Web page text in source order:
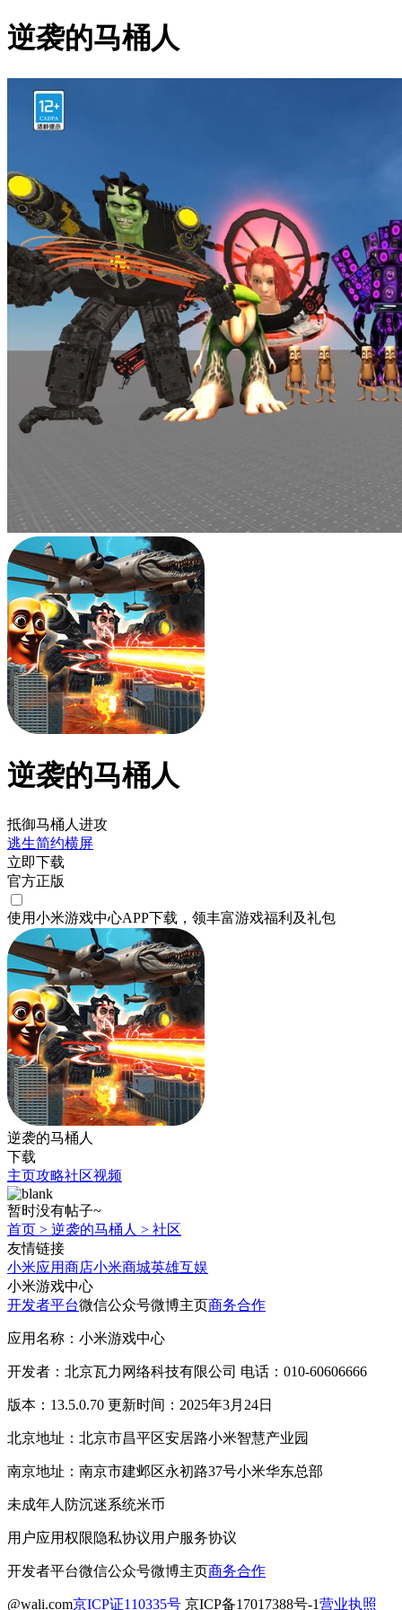
逆袭的马桶人
逆袭的马桶人
抵御马桶人进攻
逃生简约横屏
立即下载
官方正版
使用小米游戏中心APP下载 ，领丰富游戏福利 及礼包
逆袭的马桶人
下载
主页攻略社区视频
暂时没有帖子~
首页 > 逆袭的马桶人 > 社区
友情链接
小米应用商店小米商城英雄互娱
小米游戏中心
开发者平台微信公众号微博主页商务合作
应用名称：小米游戏中心
开发者：北京瓦力网络科技有限公司 电话：010-60606666
版本：13.5.0.70 更新时间：2025年3月24日
北京地址：北京市昌平区安居路小米智慧产业园
南京地址：南京市建邺区永初路37号小米华东总部
未成年人防沉迷系统米币
用户应用权限隐私协议用户服务协议
开发者平台微信公众号微博主页商务合作
@wali.com京ICP证110335号 京ICP备17017388号-1营业执照